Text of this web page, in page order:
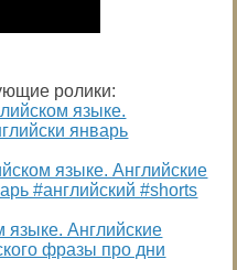
ролики:
языке. Английские
#английский #shorts